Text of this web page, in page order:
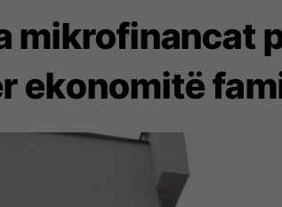
mikrofinancat
ekonomitë